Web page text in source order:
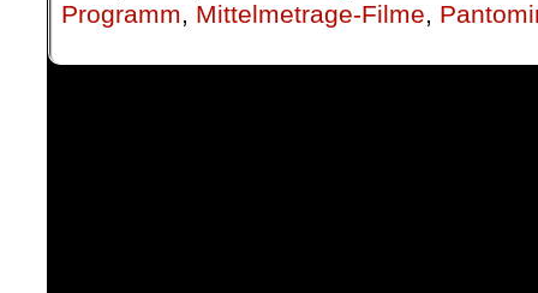
Programm, Mittelmetrage-Filme,